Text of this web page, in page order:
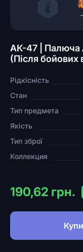
АК-47 | Палюча
(Після бойових
Рідкісність
Стан
Тип предмета
Якість
Тип зброї
Коллекция
190,62 грн.